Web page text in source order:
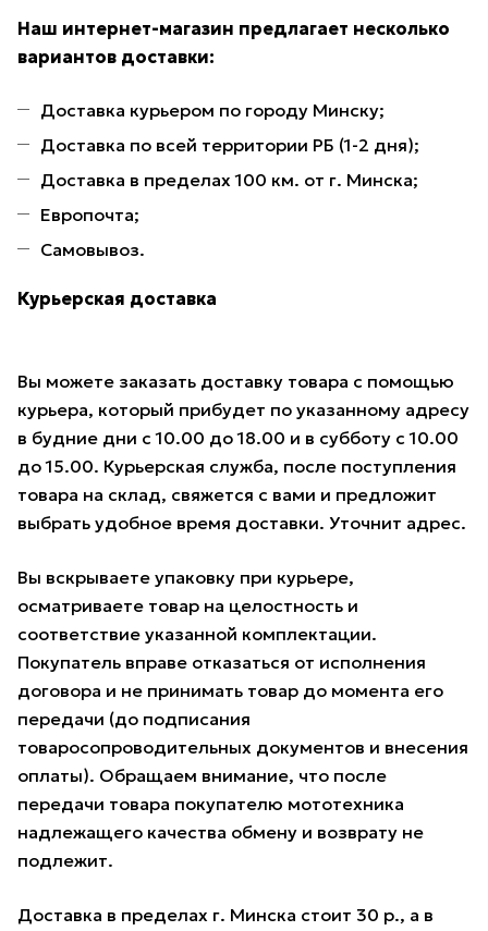
Наш интернет-магазин предлагает несколько
вариантов доставки:
Доставка курьером по городу Минску;
Доставка по всей территории РБ (1-2 дня);
Доставка в пределах 100 км. от г. Минска;
Европочта;
Самовывоз.
Курьерская доставка
Вы можете заказать доставку товара с помощью
курьера, который прибудет по указанному адресу
в будние дни с 10.00 до 18.00 и в субботу с 10.00
до 15.00. Курьерская служба, после поступления
товара на склад, свяжется с вами и предложит
выбрать удобное время доставки. Уточнит адрес.
Вы вскрываете упаковку при курьере,
осматриваете товар на целостность и
соответствие указанной комплектации.
Покупатель вправе отказаться от исполнения
договора и не принимать товар до момента его
передачи (до подписания
товаросопроводительных документов и внесения
оплаты). Обращаем внимание, что после
передачи товара покупателю мототехника
надлежащего качества обмену и возврату не
подлежит.
Доставка в пределах г. Минска стоит 30 р., а в